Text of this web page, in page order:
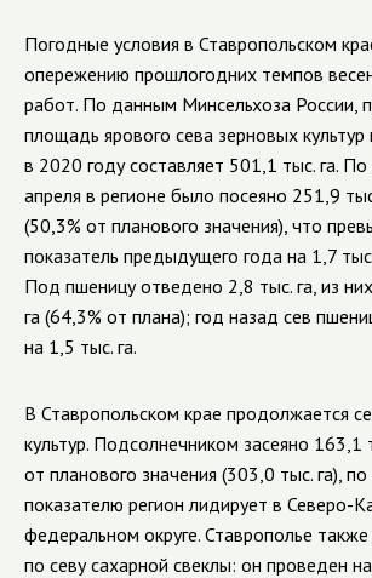
Погодные условия в Ставропольском
опережению прошлогодних темпов
работ. По данным Минсельхоза России,
площадь ярового сева зерновых культур
в 2020 году составляет 501,1 тыс. га.
апреля в регионе было посеяно 251,9
(50,3% от планового значения), что
показатель предыдущего года на 1,7
Под пшеницу отведено 2,8 тыс. га, из
га (64,3% от плана); год назад сев
на 1,5 тыс. га.
В Ставропольском крае продолжается
культур. Подсолнечником засеяно 163,1
от планового значения (303,0 тыс. га),
показателю регион лидирует в Северо-
федеральном округе. Ставрополье
по севу сахарной свеклы: он проведен